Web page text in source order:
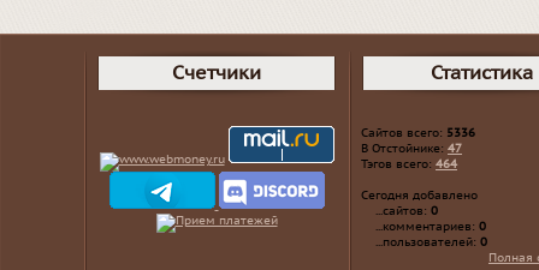
Счетчики Статистика
Сайтов всего: 5336
В Отстойнике: 47
Тэгов всего: 464
Сегодня добавлено
...сайтов: 0
...комментариев: 0
...пользователей: 0
Полная